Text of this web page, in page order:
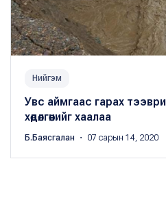
Нийгэм
Увс аймгаас гарах
хөдөлгөөнийг хаалаа
Б.Баясгалан ・ 07 сарын 14, 2020